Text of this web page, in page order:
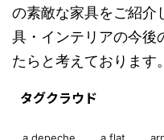
の素敵な家具をご紹介
具・インテリアの今後
たらと考えております。
タグクラウド